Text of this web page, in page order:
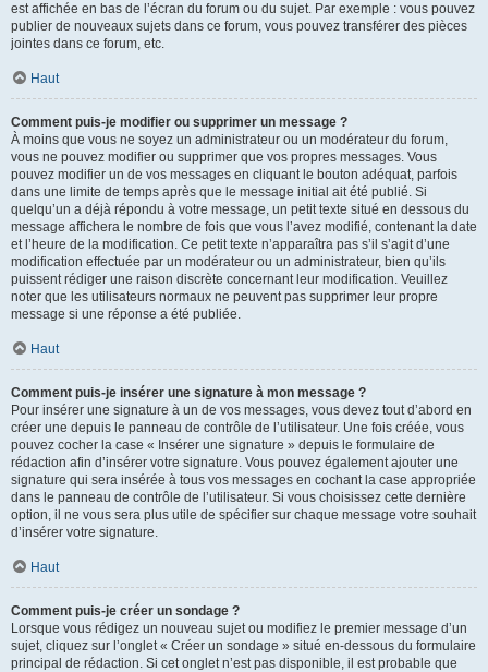
est affichée en bas de l’écran du forum ou du sujet. Par exemple : vous pouvez
publier de nouveaux sujets dans ce forum, vous pouvez transférer des pièces
jointes dans ce forum, etc.
Haut
Comment puis-je modifier ou supprimer un message ?
À moins que vous ne soyez un administrateur ou un modérateur du forum,
vous ne pouvez modifier ou supprimer que vos propres messages. Vous
pouvez modifier un de vos messages en cliquant le bouton adéquat, parfois
dans une limite de temps après que le message initial ait été publié. Si
quelqu’un a déjà répondu à votre message, un petit texte situé en dessous du
message affichera le nombre de fois que vous l’avez modifié, contenant la date
et l’heure de la modification. Ce petit texte n’apparaîtra pas s’il s’agit d’une
modification effectuée par un modérateur ou un administrateur, bien qu’ils
puissent rédiger une raison discrète concernant leur modification. Veuillez
noter que les utilisateurs normaux ne peuvent pas supprimer leur propre
message si une réponse a été publiée.
Haut
Comment puis-je insérer une signature à mon message ?
Pour insérer une signature à un de vos messages, vous devez tout d’abord en
créer une depuis le panneau de contrôle de l’utilisateur. Une fois créée, vous
pouvez cocher la case « Insérer une signature » depuis le formulaire de
rédaction afin d’insérer votre signature. Vous pouvez également ajouter une
signature qui sera insérée à tous vos messages en cochant la case appropriée
dans le panneau de contrôle de l’utilisateur. Si vous choisissez cette dernière
option, il ne vous sera plus utile de spécifier sur chaque message votre souhait
d’insérer votre signature.
Haut
Comment puis-je créer un sondage ?
Lorsque vous rédigez un nouveau sujet ou modifiez le premier message d’un
sujet, cliquez sur l’onglet « Créer un sondage » situé en-dessous du formulaire
principal de rédaction. Si cet onglet n’est pas disponible, il est probable que